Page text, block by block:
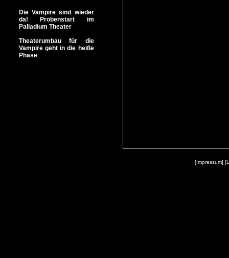
Die Vampire sind wieder
da! Probenstart im
Palladium Theater
Theaterumbau für die
Vampire geht in die heiße
Phase
[Impressum]